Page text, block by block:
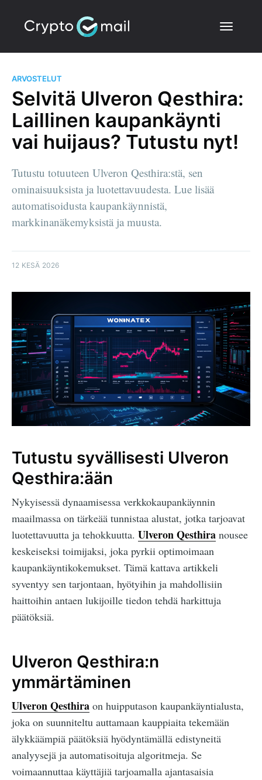
ARVOSTELUT
Selvitä Ulveron Qesthira:
Laillinen kaupankäynti
vai huijaus? Tutustu nyt!
Tutustu totuuteen Ulveron Qesthira:stä, sen
ominaisuuksista ja luotettavuudesta. Lue lisää
automatisoidusta kaupankäynnistä,
markkinanäkemyksistä ja muusta.
12 KESÄ 2026
Tutustu syvällisesti Ulveron
Qesthira:ään
Nykyisessä dynaamisessa verkkokaupankäynnin
maailmassa on tärkeää tunnistaa alustat, jotka tarjoavat
luotettavuutta ja tehokkuutta. Ulveron Qesthira nousee
keskeiseksi toimijaksi, joka pyrkii optimoimaan
kaupankäyntikokemukset. Tämä kattava artikkeli
syventyy sen tarjontaan, hyötyihin ja mahdollisiin
haittoihin antaen lukijoille tiedon tehdä harkittuja
päätöksiä.
Ulveron Qesthira:n
ymmärtäminen
Ulveron Qesthira on huipputason kaupankäyntialusta,
joka on suunniteltu auttamaan kauppiaita tekemään
älykkäämpiä päätöksiä hyödyntämällä edistyneitä
analyysejä ja automatisoituja algoritmeja. Se
voimaannuttaa käyttäjiä tarjoamalla ajantasaisia